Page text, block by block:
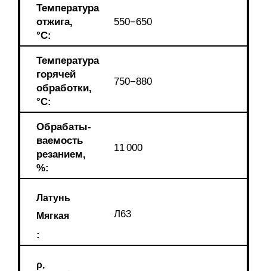
Температура
отжига,
°С:
550−650
Температура
горячей
обработки,
°C:
750−880
Обрабаты-
ваемость
резанием,
%:
11 000
Латунь
Мягкая
:
Л63
ρ,